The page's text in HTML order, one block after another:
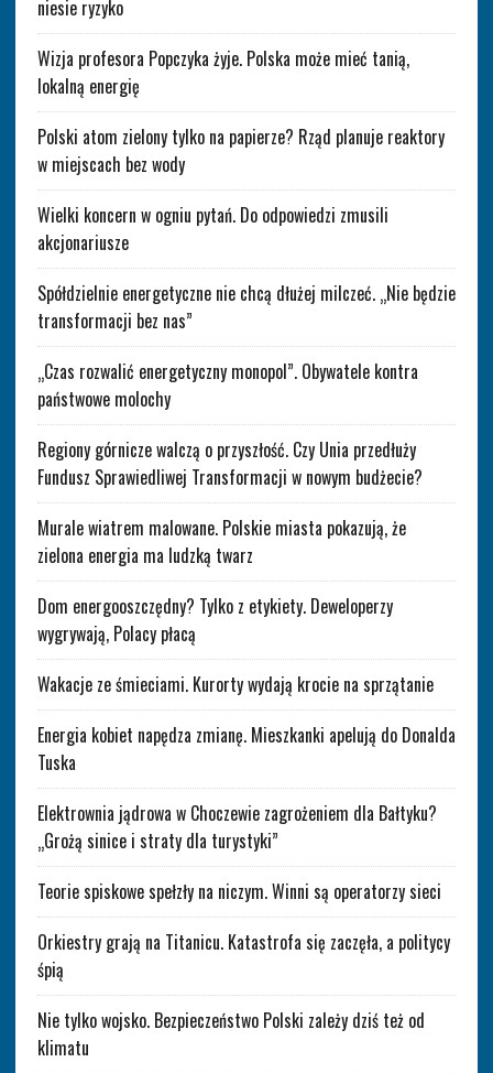
niesie ryzyko
Wizja profesora Popczyka żyje. Polska może mieć tanią,
lokalną energię
Polski atom zielony tylko na papierze? Rząd planuje reaktory
w miejscach bez wody
Wielki koncern w ogniu pytań. Do odpowiedzi zmusili
akcjonariusze
Spółdzielnie energetyczne nie chcą dłużej milczeć. „Nie będzie
transformacji bez nas”
„Czas rozwalić energetyczny monopol”. Obywatele kontra
państwowe molochy
Regiony górnicze walczą o przyszłość. Czy Unia przedłuży
Fundusz Sprawiedliwej Transformacji w nowym budżecie?
Murale wiatrem malowane. Polskie miasta pokazują, że
zielona energia ma ludzką twarz
Dom energooszczędny? Tylko z etykiety. Deweloperzy
wygrywają, Polacy płacą
Wakacje ze śmieciami. Kurorty wydają krocie na sprzątanie
Energia kobiet napędza zmianę. Mieszkanki apelują do Donalda
Tuska
Elektrownia jądrowa w Choczewie zagrożeniem dla Bałtyku?
„Grożą sinice i straty dla turystyki”
Teorie spiskowe spełzły na niczym. Winni są operatorzy sieci
Orkiestry grają na Titanicu. Katastrofa się zaczęła, a politycy
śpią
Nie tylko wojsko. Bezpieczeństwo Polski zależy dziś też od
klimatu